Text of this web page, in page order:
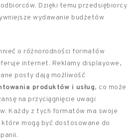
Dzięki temu przedsiębiorcy
wydawanie budżetów
o różnorodności formatów
internet. Reklamy displayowe,
posty dają możliwość
produktów i usług, co może
na przyciągnięcie uwagi
Każdy z tych formatów ma swoje
które mogą być dostosowane do